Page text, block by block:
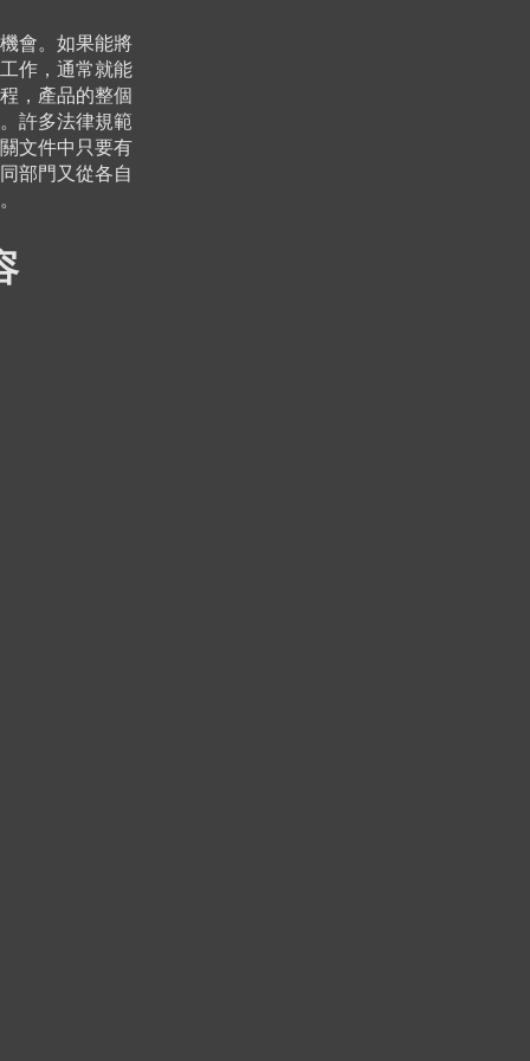
會。如果能將
作，通常就能
，產品的整個
許多法律規範
文件中只要有
部門又從各自